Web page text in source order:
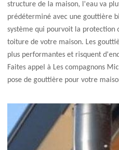
structure de la maison, l'eau va
prédéterminé avec une gouttière
système qui pourvoit la protection
toiture de votre maison. Les
plus performantes et risquent
Faites appel à Les compagnons
pose de gouttière pour votre